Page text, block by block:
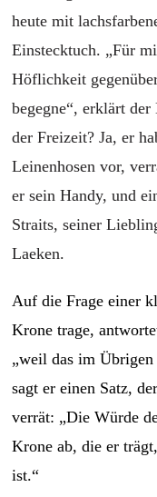
heute mit
Einstecktuch. „Für
Höflichkeit
begegne“, erklärt
der Freizeit? Ja, er
Leinenhosen vor,
er sein Handy, und
Straits, seiner
Laeken.
Auf die Frage einer
Krone trage,
„weil das im Übrigen
sagt er einen Satz,
verrät: „Die Würde
Krone ab, die er
ist.“